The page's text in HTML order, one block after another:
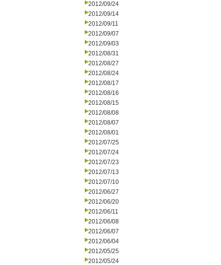
2012/09/24
2012/09/14
2012/09/11
2012/09/07
2012/09/03
2012/08/31
2012/08/27
2012/08/24
2012/08/17
2012/08/16
2012/08/15
2012/08/08
2012/08/07
2012/08/01
2012/07/25
2012/07/24
2012/07/23
2012/07/13
2012/07/10
2012/06/27
2012/06/20
2012/06/11
2012/06/08
2012/06/07
2012/06/04
2012/05/25
2012/05/24